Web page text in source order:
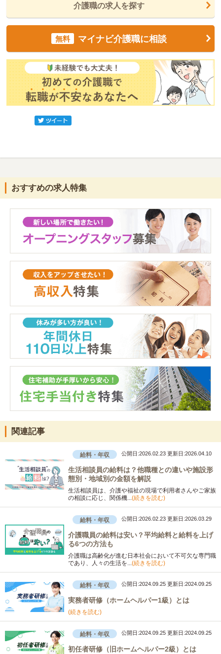
介護職の求人を探す
無料 マイナビ介護職に相談
おすすめの求人特集
関連記事
給料・年収 公開日:2026.02.23 更新日:2026.04.10
生活相談員の給料は？他職種との違いや施設形
態別・地域別の金額を解説
生活相談員は、介護や福祉の現場で利用者さんやご家族
の相談に応じ、関係機...(続きを読む)
給料・年収 公開日:2026.02.23 更新日:2026.03.29
介護職員の給料は安い？平均給料と給料を上げ
る6つの方法も
介護職は高齢化が進む日本社会において不可欠な専門職
であり、人々の生活を...(続きを読む)
給料・年収 公開日:2024.09.25 更新日:2024.09.25
実務者研修（ホームヘルパー1級）とは
(続きを読む)
給料・年収 公開日:2024.09.25 更新日:2024.09.25
初任者研修（旧ホームヘルパー2級）とは